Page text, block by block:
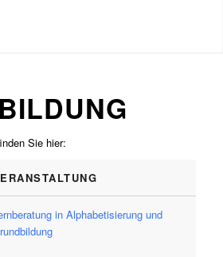
Sie hier:
in Alphabetisierung und